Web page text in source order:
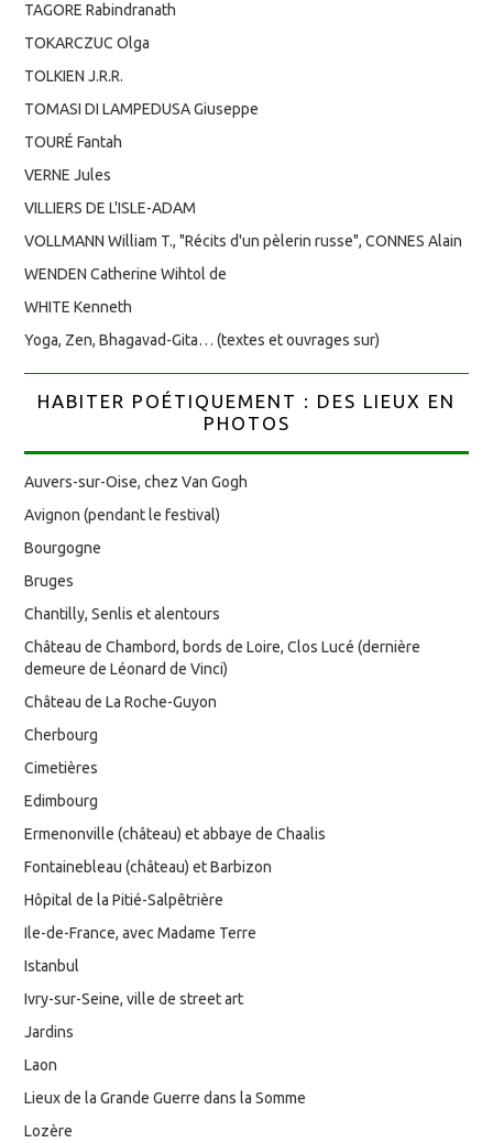
TAGORE Rabindranath
TOKARCZUC Olga
TOLKIEN J.R.R.
TOMASI DI LAMPEDUSA Giuseppe
TOURÉ Fantah
VERNE Jules
VILLIERS DE L'ISLE-ADAM
VOLLMANN William T., "Récits d'un pèlerin russe", CONNES Alain
WENDEN Catherine Wihtol de
WHITE Kenneth
Yoga, Zen, Bhagavad-Gita… (textes et ouvrages sur)
HABITER POÉTIQUEMENT : DES LIEUX EN
PHOTOS
Auvers-sur-Oise, chez Van Gogh
Avignon (pendant le festival)
Bourgogne
Bruges
Chantilly, Senlis et alentours
Château de Chambord, bords de Loire, Clos Lucé (dernière
demeure de Léonard de Vinci)
Château de La Roche-Guyon
Cherbourg
Cimetières
Edimbourg
Ermenonville (château) et abbaye de Chaalis
Fontainebleau (château) et Barbizon
Hôpital de la Pitié-Salpêtrière
Ile-de-France, avec Madame Terre
Istanbul
Ivry-sur-Seine, ville de street art
Jardins
Laon
Lieux de la Grande Guerre dans la Somme
Lozère